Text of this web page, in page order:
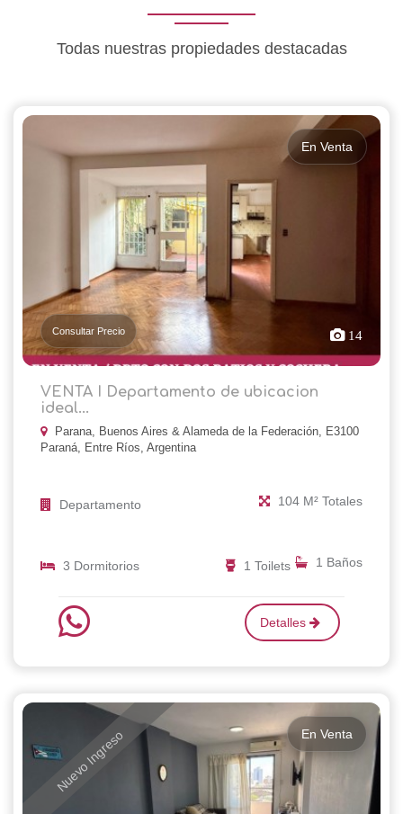
Todas nuestras propiedades destacadas
En Venta
Consultar Precio 14
VENTA I Departamento de ubicacion
ideal...
Parana, Buenos Aires & Alameda de la Federación, E3100
Paraná, Entre Ríos, Argentina
Departamento 104 M² Totales
3 Dormitorios 1 Baños
1 Toilets
Detalles
Nuevo Ingreso En Venta